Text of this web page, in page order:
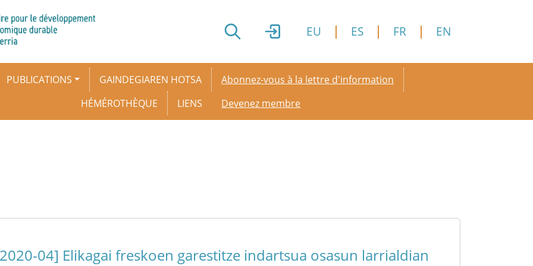
EU ES FR EN
PUBLICATIONS
GAINDEGIAREN HOTSA
HÉMÉROTHÈQUE
LIENS
Secondary menu
Abonnez-vous à la lettre d'information
Devenez membre
04] Elikagai freskoen garestitze indartsua osasun larrialdian